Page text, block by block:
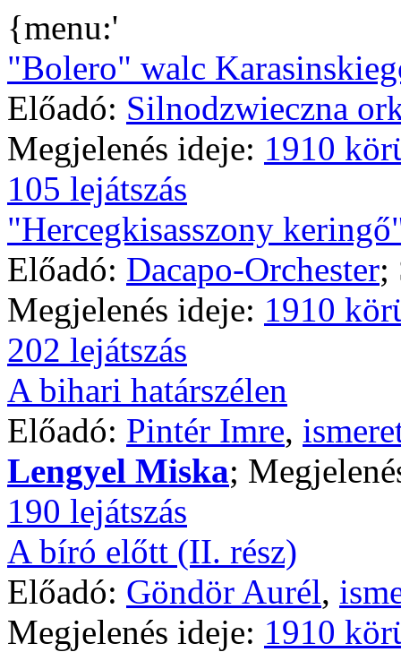
{menu:'
"Bolero" walc
Előadó: Silnodzwieczna
Megjelenés ideje: 1910
105 lejátszás
"Hercegkisasszony
Előadó: Dacapo-Orchester;
Megjelenés ideje: 1910
202 lejátszás
A bihari határszélen
Előadó: Pintér Imre,
Lengyel Miska;
190 lejátszás
A bíró előtt (II. rész)
Előadó: Göndör Aurél,
Megjelenés ideje: 1910